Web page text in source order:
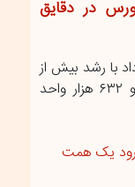
بورس در دقایق
درمعاملات امروز ۱۸مرداد با رشد بیش از
۱۱۲ هزار واحدی، به محدوده ۵میلیون و ۶۳۲ هزار واحد
ورود یک همت